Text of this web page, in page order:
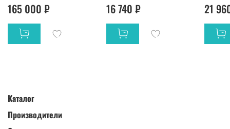
165 000 ₽ 16 740 ₽ 21
Каталог
Производители